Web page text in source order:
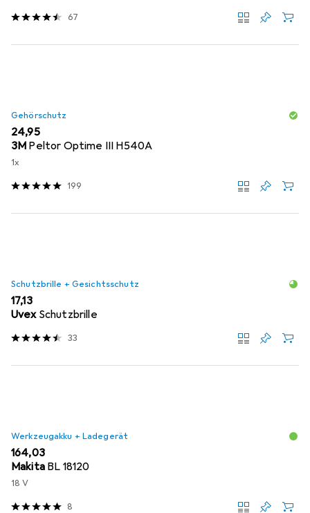
67
Gehörschutz
EUR
24,95
3M Peltor Optime III H540A
1x
199
Schutzbrille + Gesichtsschutz
EUR
17,13
Uvex Schutzbrille
33
Werkzeugakku + Ladegerät
EUR
164,03
Makita BL 18120
18 V
8